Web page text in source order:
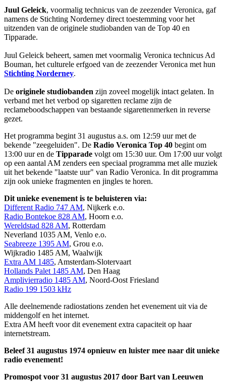
Juul Geleick, voormalig technicus van de zeezender Veronica, gaf
namens de Stichting Norderney direct toestemming voor het
uitzenden van de originele studiobanden van de Top 40 en
Tipparade.
Juul Geleick beheert, samen met voormalig Veronica technicus Ad
Bouman, het culturele erfgoed van de zeezender Veronica met hun
Stichting Norderney.
De originele studiobanden zijn zoveel mogelijk intact gelaten. In
verband met het verbod op sigaretten reclame zijn de
reclameboodschappen van bestaande sigarettenmerken in reverse
gezet.
Het programma begint 31 augustus a.s. om 12:59 uur met de
bekende "zeegeluiden". De Radio Veronica Top 40 begint om
13:00 uur en de Tipparade volgt om 15:30 uur. Om 17:00 uur volgt
op een aantal AM zenders een speciaal programma met alle muziek
uit het bekende "laatste uur" van Radio Veronica. In dit programma
zijn ook unieke fragmenten en jingles te horen.
Dit unieke evenement is te beluisteren via:
Different Radio 747 AM, Nijkerk e.o.
Radio Bontekoe 828 AM, Hoorn e.o.
Wereldstad 828 AM, Rotterdam
Neverland 1035 AM, Venlo e.o.
Seabreeze 1395 AM, Grou e.o.
Wijkradio 1485 AM, Waalwijk
Extra AM 1485, Amsterdam-Slotervaart
Hollands Palet 1485 AM, Den Haag
Amplivierradio 1485 AM, Noord-Oost Friesland
Radio 199 1503 kHz
Alle deelnemende radiostations zenden het evenement uit via de
middengolf en het internet.
Extra AM heeft voor dit evenement extra capaciteit op haar
internetstream.
Beleef 31 augustus 1974 opnieuw en luister mee naar dit unieke
radio evenement!
Promospot voor 31 augustus 2017 door Bart van Leeuwen